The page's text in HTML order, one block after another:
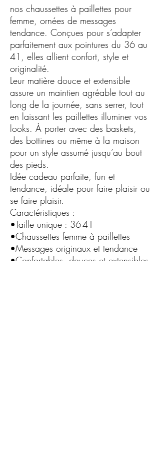
nos chaussettes à paillettes pour
femme, ornées de messages
tendance. Conçues pour s’adapter
parfaitement aux pointures du 36 au
41, elles allient confort, style et
originalité.
Leur matière douce et extensible
assure un maintien agréable tout au
long de la journée, sans serrer, tout
en laissant les paillettes illuminer vos
looks. À porter avec des baskets,
des bottines ou même à la maison
pour un style assumé jusqu’au bout
des pieds.
Idée cadeau parfaite, fun et
tendance, idéale pour faire plaisir ou
se faire plaisir.
Caractéristiques :
•Taille unique : 36-41
•Chaussettes femme à paillettes
•Messages originaux et tendance
•Confortables, douces et extensibles